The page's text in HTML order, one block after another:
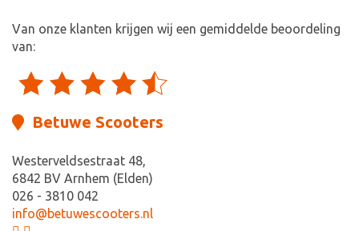
Van onze klanten krijgen wij een gemiddelde beoordeling
van:
Betuwe Scooters
Westerveldsestraat 48,
6842 BV Arnhem (Elden)
026 - 3810 042
info@betuwescooters.nl